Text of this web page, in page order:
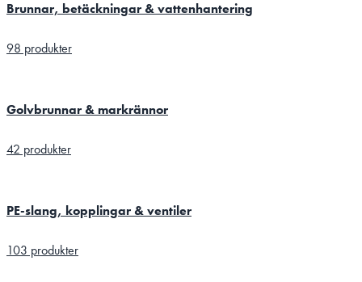
Brunnar, betäckningar & vattenhantering
98 produkter
Golvbrunnar & markrännor
42 produkter
PE-slang, kopplingar & ventiler
103 produkter